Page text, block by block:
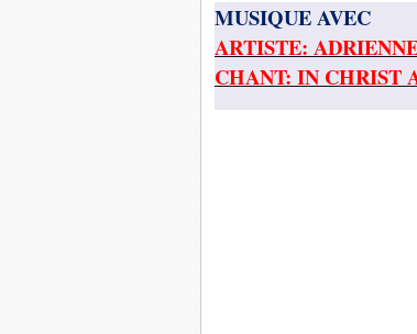
MUSIQUE AVEC
ARTISTE:
CHANT: IN CHRIST